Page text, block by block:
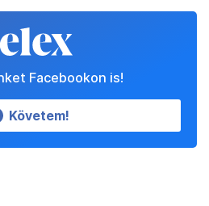
Facebookon is!
Követem!